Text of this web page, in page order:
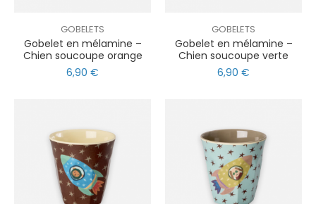
GOBELETS
Gobelet en mélamine –
Chien soucoupe orange
6,90 €
GOBELETS
Gobelet en mélamine –
Chien soucoupe verte
6,90 €